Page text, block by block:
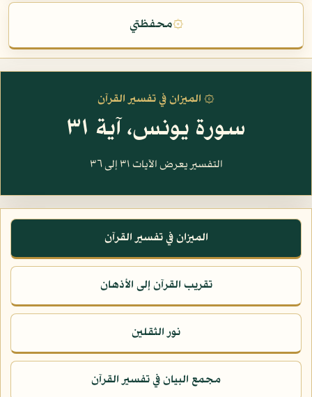
۞محفظتي
۞ الميزان في تفسير القرآن
سورة يونس، آية ٣١
التفسير يعرض الآيات ٣١ إلى ٣٦
الميزان في تفسير القرآن
تقريب القرآن إلى الأذهان
نور الثقلين
مجمع البيان في تفسير القرآن